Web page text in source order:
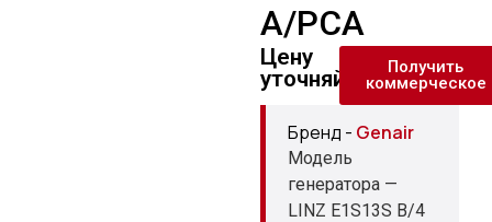
A/PCA
Цену
уточняйте
Получить
коммерческое
Бренд - Genair
Модель
генератора —
LINZ E1S13S B/4